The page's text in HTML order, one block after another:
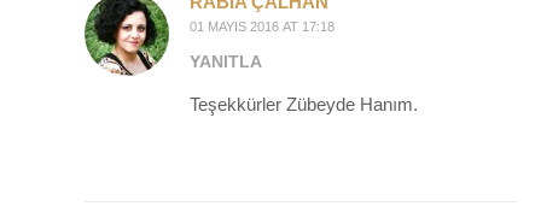
01 MAYIS 2016 AT 17:18
YANITLA
Teşekkürler Zübeyde Hanım.